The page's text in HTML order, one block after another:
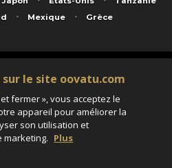
Mexique Grèce
rue Georges Picquart 75017 Paris - S.A.S
Paris B 423 671 973 - Code APE 7911Z
Garantie financière Groupama - Agrément IATA
et professionnelle HISCOX RCP0081066
le site oovatu.com
fermer », vous acceptez le
appareil pour améliorer la
son utilisation et
marketing. Plus